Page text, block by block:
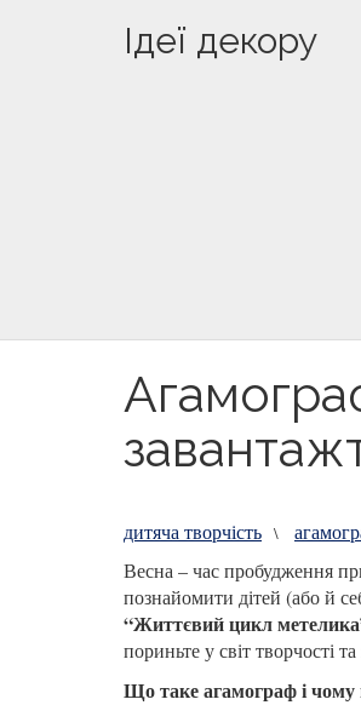
Ідеї декору
дитяча творчість \
Весна – час пробудження
познайомити дітей (або й
“Життєвий цикл
пориньте у світ творчості
Що таке агамограф і чому